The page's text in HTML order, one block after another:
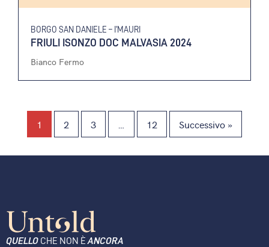
BORGO SAN DANIELE – I’MAURI
FRIULI ISONZO DOC MALVASIA 2024
Bianco Fermo
1 2 3 12 Successivo »
QUELLO CHE NON ÈANCORA